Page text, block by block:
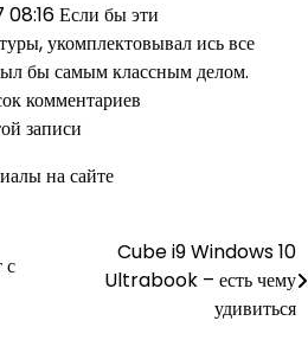
08:16 Если бы эти
укомплектовывал ись все
бы самым классным делом.
комментариев
записи
на сайте
с
Cube i9 Windows 10
Ultrabook – есть чему
удивиться